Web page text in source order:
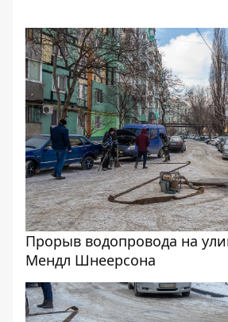
Прорыв водопровода на
Мендл Шнеерсона